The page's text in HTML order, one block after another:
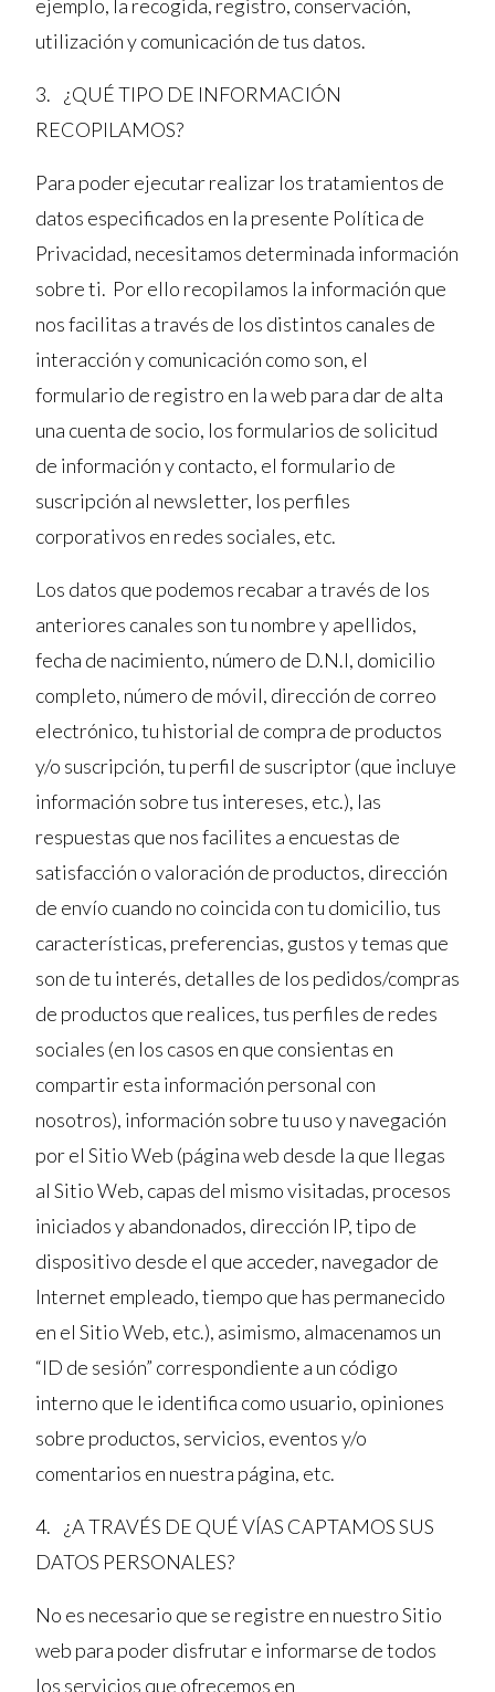
ejemplo, la recogida, registro, conservación,
utilización y comunicación de tus datos.
3. ¿QUÉ TIPO DE INFORMACIÓN
RECOPILAMOS?
Para poder ejecutar realizar los tratamientos de
datos especificados en la presente Política de
Privacidad, necesitamos determinada información
sobre ti. Por ello recopilamos la información que
nos facilitas a través de los distintos canales de
interacción y comunicación como son, el
formulario de registro en la web para dar de alta
una cuenta de socio, los formularios de solicitud
de información y contacto, el formulario de
suscripción al newsletter, los perfiles
corporativos en redes sociales, etc.
Los datos que podemos recabar a través de los
anteriores canales son tu nombre y apellidos,
fecha de nacimiento, número de D.N.I, domicilio
completo, número de móvil, dirección de correo
electrónico, tu historial de compra de productos
y/o suscripción, tu perfil de suscriptor (que incluye
información sobre tus intereses, etc.), las
respuestas que nos facilites a encuestas de
satisfacción o valoración de productos, dirección
de envío cuando no coincida con tu domicilio, tus
características, preferencias, gustos y temas que
son de tu interés, detalles de los pedidos/compras
de productos que realices, tus perfiles de redes
sociales (en los casos en que consientas en
compartir esta información personal con
nosotros), información sobre tu uso y navegación
por el Sitio Web (página web desde la que llegas
al Sitio Web, capas del mismo visitadas, procesos
iniciados y abandonados, dirección IP, tipo de
dispositivo desde el que acceder, navegador de
Internet empleado, tiempo que has permanecido
en el Sitio Web, etc.), asimismo, almacenamos un
“ID de sesión” correspondiente a un código
interno que le identifica como usuario, opiniones
sobre productos, servicios, eventos y/o
comentarios en nuestra página, etc.
4. ¿A TRAVÉS DE QUÉ VÍAS CAPTAMOS SUS
DATOS PERSONALES?
No es necesario que se registre en nuestro Sitio
web para poder disfrutar e informarse de todos
los servicios que ofrecemos en